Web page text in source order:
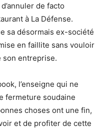
de facto
à La Défense.
sa désormais ex-société
en faillite sans vouloir
son entreprise.
l’enseigne qui ne
fermeture soudaine
choses ont une fin,
et de profiter de cette